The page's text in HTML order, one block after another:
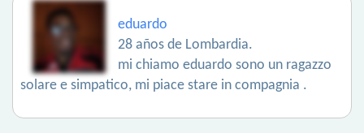
eduardo
28 años de Lombardia.
mi chiamo eduardo sono un ragazzo
solare e simpatico, mi piace stare in compagnia .